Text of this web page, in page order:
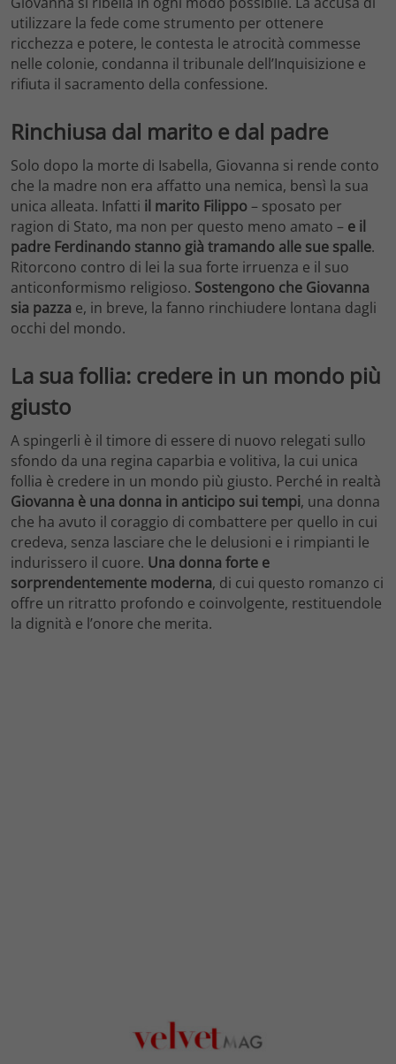
utilizzare la fede come strumento per ottenere
ricchezza e potere, le contesta le atrocità commesse
nelle colonie, condanna il tribunale dell’Inquisizione e
rifiuta il sacramento della confessione.
Rinchiusa dal marito e dal padre
Solo dopo la morte di Isabella, Giovanna si rende conto
che la madre non era affatto una nemica, bensì la sua
unica alleata. Infatti il marito Filippo– sposato per
ragion di Stato, ma non per questo meno amato – e il
padre Ferdinando stanno già tramando alle sue spalle.
Ritorcono contro di lei la sua forte irruenza e il suo
anticonformismo religioso. Sostengono che Giovanna
sia pazza e, in breve, la fanno rinchiudere lontana dagli
occhi del mondo.
La sua follia: credere in un mondo più
giusto
A spingerli è il timore di essere di nuovo relegati sullo
sfondo da una regina caparbia e volitiva, la cui unica
follia è credere in un mondo più giusto. Perché in realtà
Giovanna è una donna in anticipo sui tempi, una donna
che ha avuto il coraggio di combattere per quello in cui
credeva, senza lasciare che le delusioni e i rimpianti le
indurissero il cuore. Una donna forte e
sorprendentemente moderna, di cui questo romanzo ci
offre un ritratto profondo e coinvolgente, restituendole
la dignità e l’onore che merita.